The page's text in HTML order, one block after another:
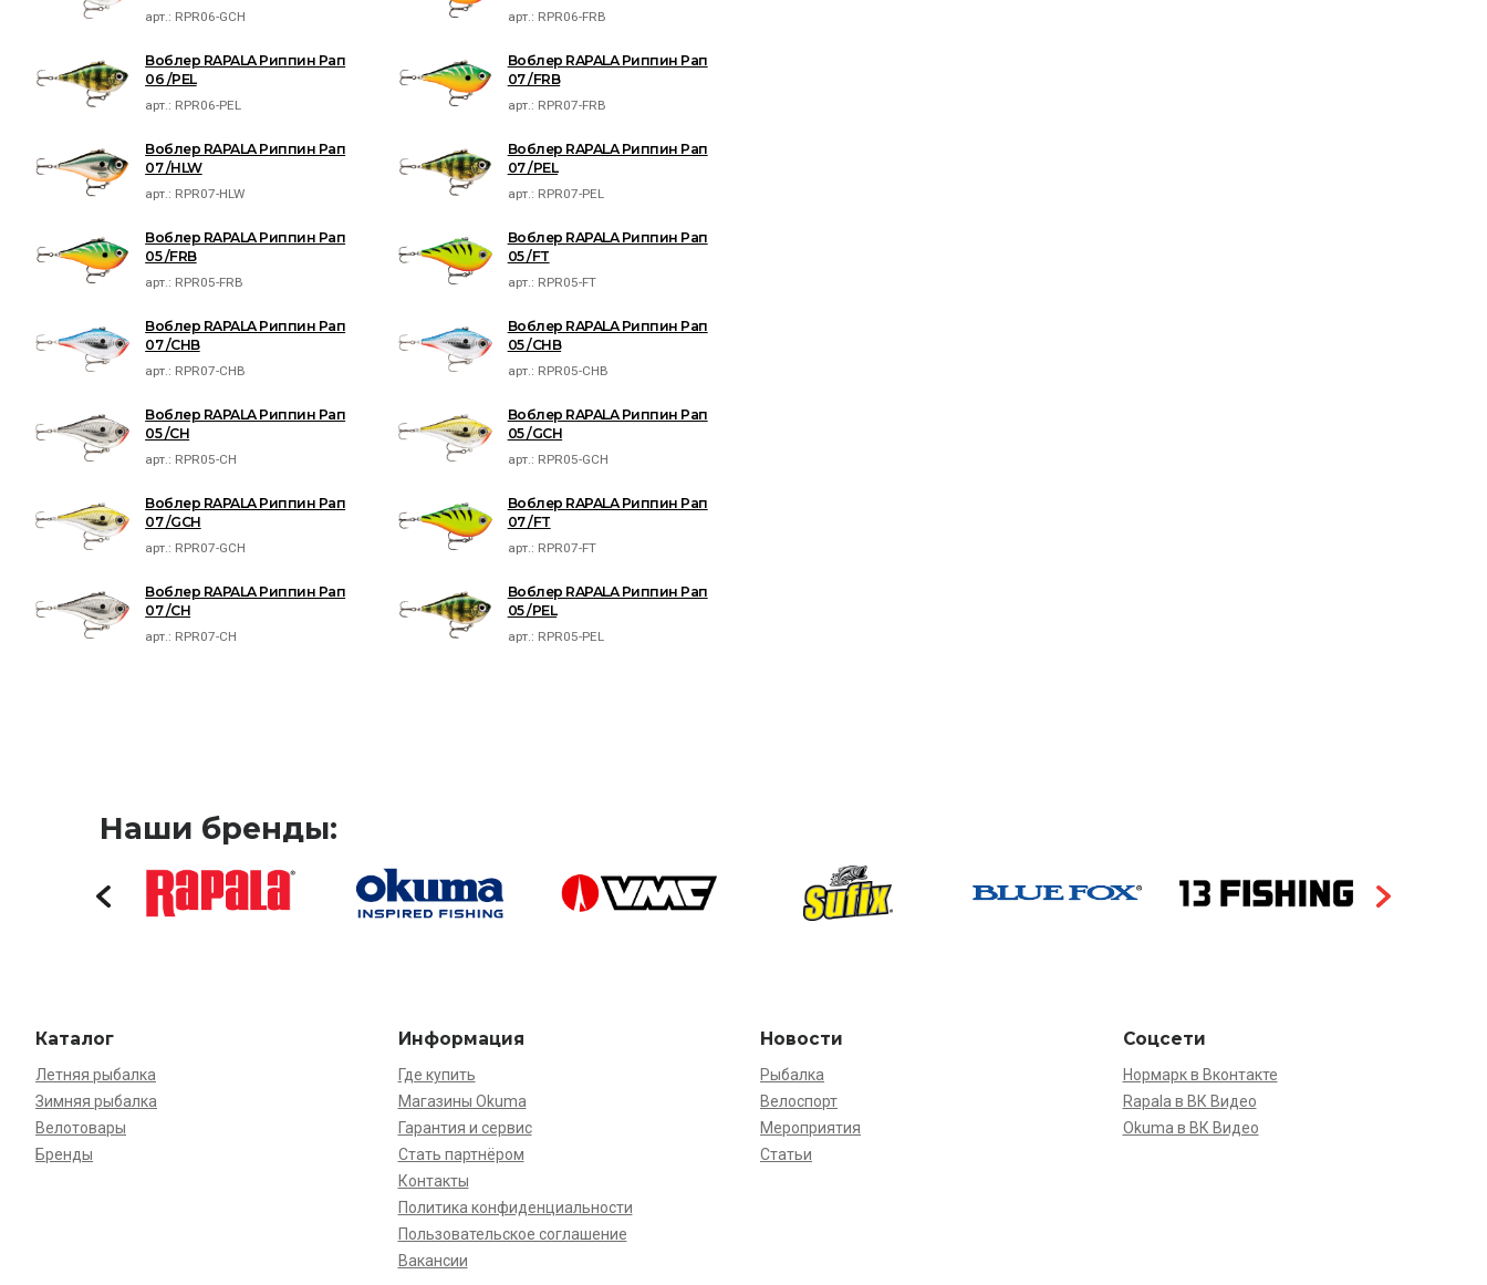
арт.: RPR06-GCH арт.: RPR06-FRB
Воблер RAPALA Риппин Рап
06 /PEL
арт.: RPR06-PEL
Воблер RAPALA Риппин Рап
07 /FRB
арт.: RPR07-FRB
Воблер RAPALA Риппин Рап
07 /HLW
арт.: RPR07-HLW
Воблер RAPALA Риппин Рап
07 /PEL
арт.: RPR07-PEL
Воблер RAPALA Риппин Рап
05 /FRB
арт.: RPR05-FRB
Воблер RAPALA Риппин Рап
05 /FT
арт.: RPR05-FT
Воблер RAPALA Риппин Рап
07 /CHB
арт.: RPR07-CHB
Воблер RAPALA Риппин Рап
05 /CHB
арт.: RPR05-CHB
Воблер RAPALA Риппин Рап
05 /CH
арт.: RPR05-CH
Воблер RAPALA Риппин Рап
05 /GCH
арт.: RPR05-GCH
Воблер RAPALA Риппин Рап
07 /GCH
арт.: RPR07-GCH
Воблер RAPALA Риппин Рап
07 /FT
арт.: RPR07-FT
Воблер RAPALA Риппин Рап
07 /CH
арт.: RPR07-CH
Воблер RAPALA Риппин Рап
05 /PEL
арт.: RPR05-PEL
Наши бренды:
Каталог
Летняя рыбалка
Зимняя рыбалка
Велотовары
Бренды
Информация
Где купить
Магазины Okuma
Гарантия и сервис
Стать партнёром
Контакты
Политика конфиденциальности
Пользовательское соглашение
Вакансии
Новости
Рыбалка
Велоспорт
Мероприятия
Статьи
Соцсети
Нормарк в Вконтакте
Rapala в ВК Видео
Okuma в ВК Видео